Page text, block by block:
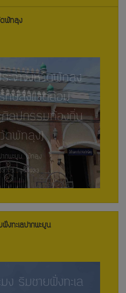
ดพัทลุง
ะจำจังหวัดพัทลุง
กษ์สิ่งแวดล้อม
ศิลปกรรมท้องถิ่น
ดพัทลุง)
ากพะยูน, พัทลุง
100.1933
งทะเลปากพะยูน
ง ริมชายฝั่งทะเล